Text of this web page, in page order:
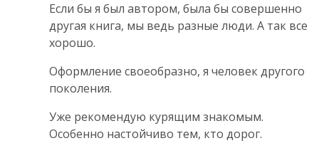
Если бы я был автором, была бы совершенно
другая книга, мы ведь разные люди. А так все
хорошо.
Оформление своеобразно, я человек другого
поколения.
Уже рекомендую курящим знакомым.
Особенно настойчиво тем, кто дорог.